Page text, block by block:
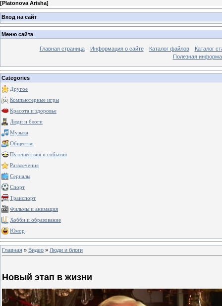
[Platonova Arisha]
Вход на сайт
Меню сайта
Главная страница Информация о сайте Каталог файлов
Каталог
Полезная
Categories
Другое
Компьютерные игры
Красота и здоровье
Люди и блоги
Музыка
Общество
Путешествия и события
Развлечения
Сериалы
Спорт
Транспорт
Фильмы и анимация
Хобби и образование
Юмор
Главная » Видео » Люди и блоги
Новый этап в жизни